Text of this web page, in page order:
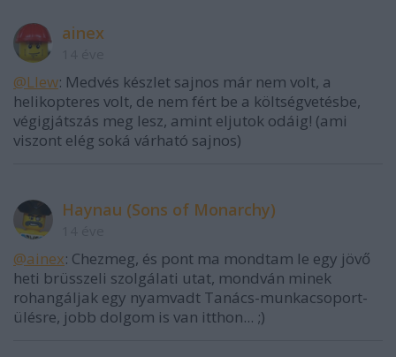
ainex
@Llew: Medvés készlet sajnos már nem volt, a
helikopteres volt, de nem fért be a költségvetésbe,
végigjátszás meg lesz, amint eljutok odáig! (ami
viszont elég soká várható sajnos)
Haynau (Sons of Monarchy)
@ainex: Chezmeg, és pont ma mondtam le egy jövő
heti brüsszeli szolgálati utat, mondván minek
rohangáljak egy nyamvadt Tanács-munkacsoport-
ülésre, jobb dolgom is van itthon... ;)